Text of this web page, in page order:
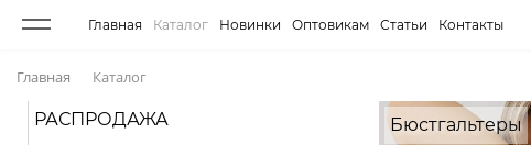
Главная Каталог Новинки Оптовикам Статьи Контакты
Главная Каталог
РАСПРОДАЖА
Бюстгальтеры